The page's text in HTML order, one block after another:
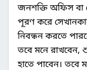
জনশক্তি অফিস বা
পূরণ করে
নিবন্ধন করতে
তবে মনে রাখবেন,
হাতে পাবেন। তবে